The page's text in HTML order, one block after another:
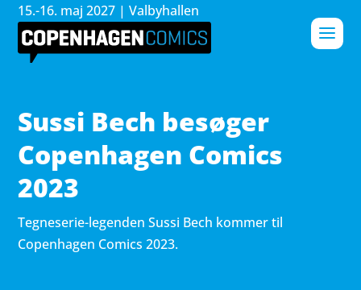
15.-16. maj 2027 | Valbyhallen
Sussi Bech besøger
Copenhagen Comics
2023
Tegneserie-legenden Sussi Bech kommer til
Copenhagen Comics 2023.